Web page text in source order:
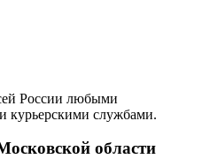
России любыми
курьерскими службами.
области